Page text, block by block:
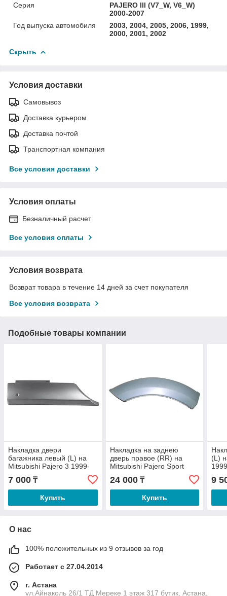
Серия
PAJERO III (V7_W, V6_W)
2000-2007
Год выпуска автомобиля
2003, 2004, 2005, 2006, 1999,
2000, 2001, 2002
Скрыть
Условия доставки
Самовывоз
Доставка курьером
Доставка почтой
Транспортная компания
Все условия доставки
Условия оплаты
Безналичный расчет
Все условия оплаты
Условия возврата
Возврат товара в течение 14 дней за счет покупателя
Все условия возврата
Подобные товары компании
Накладка двери
багажника левый (L) на
Mitsubishi Pajero 3 1999-
06 (SAT)
7 000 ₸
Купить
Накладка на заднею
дверь правое (RR) на
Mitsubishi Pajero Sport
2008-16 (SAT)
24 000₸
Купить
(L)
9
О нас
100% положительных из 9 отзывов за год
Работает с 27.04.2014
г. Астана
ул.Айнаколь 26/1 ТД Мереке 1 этаж 317 бутик, Астана,